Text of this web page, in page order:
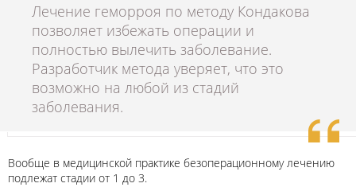
Лечение геморроя по методу Кондакова
позволяет избежать операции и
полностью вылечить заболевание.
Разработчик метода уверяет, что это
возможно на любой из стадий
заболевания.
Вообще в медицинской практике безоперационному лечению
подлежат стадии от 1 до 3.